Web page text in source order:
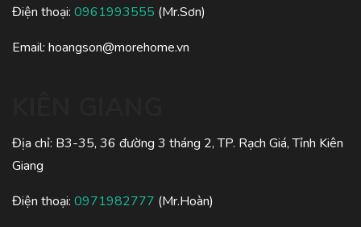
Điện thoại: 0961993555 (Mr.Sơn)
Email: hoangson@morehome.vn
Địa chỉ: B3-35, 36 đường 3 tháng 2, TP. Rạch Giá, Tỉnh Kiên
Giang
Điện thoại: 0971982777 (Mr.Hoàn)